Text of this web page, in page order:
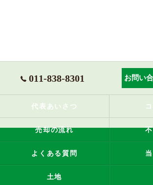
011-838-8301 お問い
代表あいさつ
売却の流れ
よくある質問
土地